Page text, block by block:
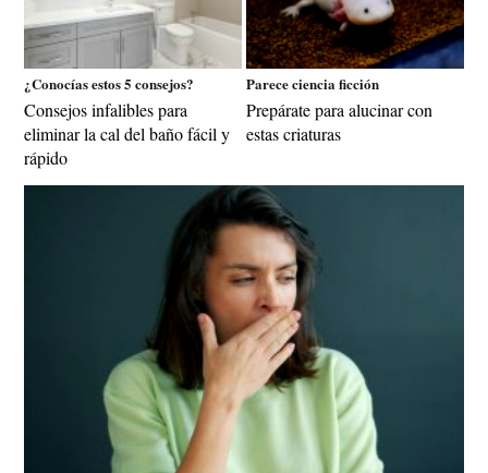
¿Conocías estos 5 consejos?
Consejos infalibles para
eliminar la cal del baño fácil y
rápido
Parece ciencia ficción
Prepárate para alucinar con
estas criaturas